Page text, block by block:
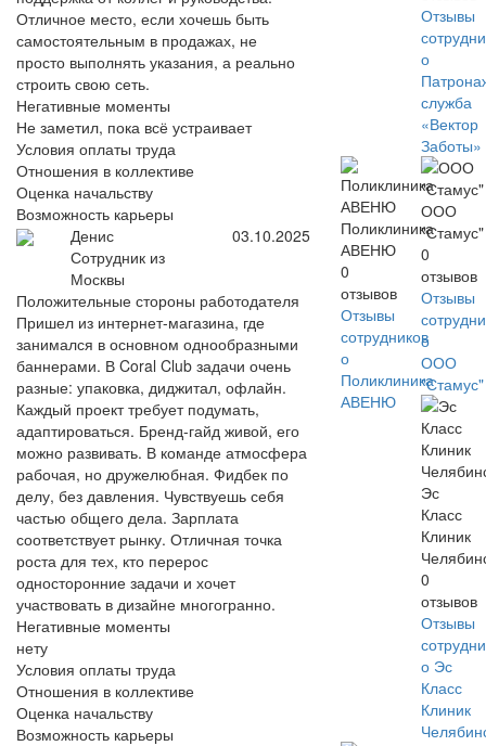
Отличное место, если хочешь быть
самостоятельным в продажах, не
просто выполнять указания, а реально
строить свою сеть.
Негативные моменты
Не заметил, пока всё устраивает
Условия оплаты труда
Отношения в коллективе
Оценка начальству
Возможность карьеры
Денис
Сотрудник из
Москвы
03.10.2025
Положительные стороны работодателя
Пришел из интернет-магазина, где
занимался в основном однообразными
баннерами. В Coral Club задачи очень
разные: упаковка, диджитал, офлайн.
Каждый проект требует подумать,
адаптироваться. Бренд-гайд живой, его
можно развивать. В команде атмосфера
рабочая, но дружелюбная. Фидбек по
делу, без давления. Чувствуешь себя
частью общего дела. Зарплата
соответствует рынку. Отличная точка
роста для тех, кто перерос
односторонние задачи и хочет
участвовать в дизайне многогранно.
Негативные моменты
нету
Условия оплаты труда
Отношения в коллективе
Оценка начальству
Возможность карьеры
Отзывы
о
служба
«Вектор
Заботы»
Поликлиника
АВЕНЮ
0
отзывов
Отзывы
сотрудников
о
Поликлиника
АВЕНЮ
ООО
"Стамус"
0
отзывов
Отзывы
о
ООО
"Стамус"
Эс
Класс
Клиник
0
отзывов
Отзывы
о Эс
Класс
Клиник